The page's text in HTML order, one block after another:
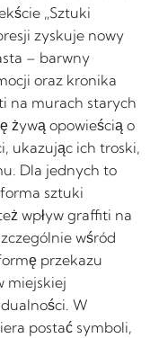
„Sztuki
zyskuje nowy
– barwny
oraz kronika
na murach starych
żywą opowieścią o
ukazując ich troski,
Dla jednych to
sztuki
wpływ graffiti na
wśród
przekazu
miejskiej
W
postać symboli,